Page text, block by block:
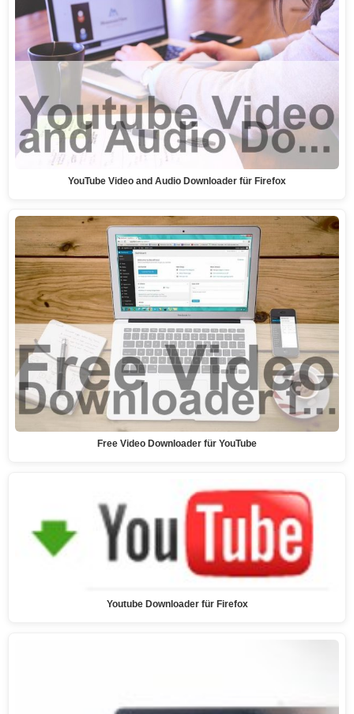
YouTube Video and Audio Downloader für Firefox
Free Video Downloader für YouTube
Youtube Downloader für Firefox